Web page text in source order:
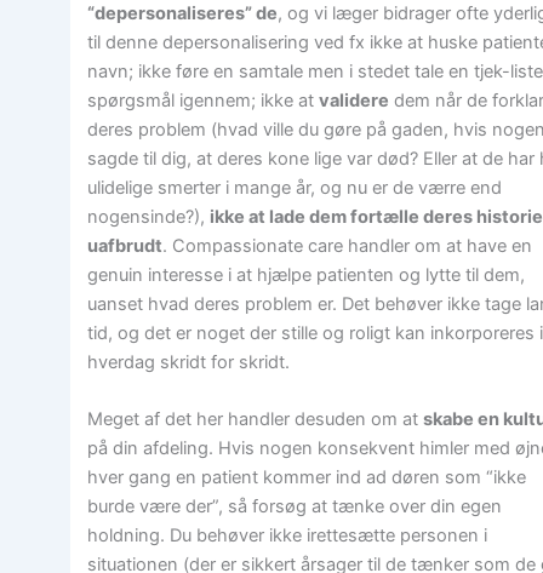
“depersonaliseres” de, og vi læger bidrager ofte
til denne depersonalisering ved fx ikke at huske
navn; ikke føre en samtale men i stedet tale en tjek-
spørgsmål igennem; ikke atvalidere dem når de
deres problem (hvad ville du gøre på gaden, hvis
sagde til dig, at deres kone lige var død? Eller at de har
ulidelige smerter i mange år, og nu er de værre end
nogensinde?), ikke at lade dem fortælle deres historie
uafbrudt. Compassionate care handler om at have en
genuin interesse i at hjælpe patienten og lytte til dem,
uanset hvad deres problem er. Det behøver ikke tage
tid, og det er noget der stille og roligt kan inkorporeres
hverdag skridt for skridt.
Meget af det her handler desuden om atskabe en
på din afdeling. Hvis nogen konsekvent himler med
hver gang en patient kommer ind ad døren som “ikke
burde være der”, så forsøg at tænke over din egen
holdning. Du behøver ikke irettesætte personen i
situationen (der er sikkert årsager til de tænker som de